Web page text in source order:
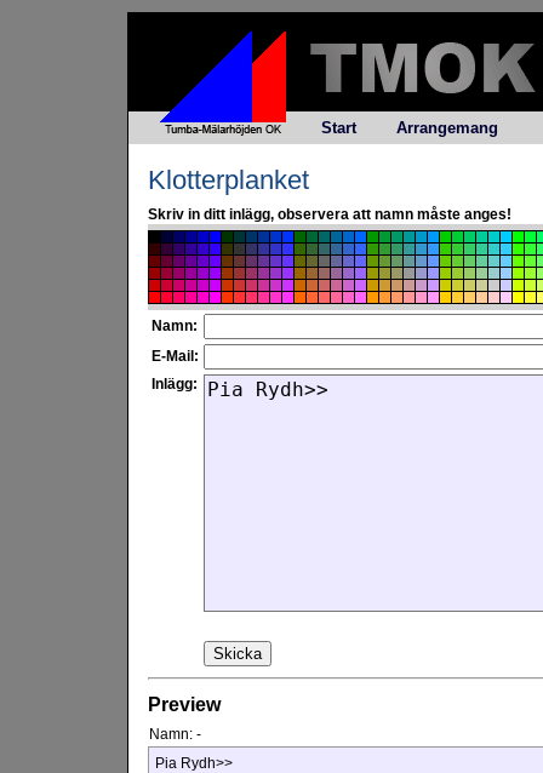
Start Arrangemang
Klotterplanket
Skriv in ditt inlägg, observera att namn måste anges!
Namn:
E-Mail:
Inlägg:
Preview
Namn: -
Pia Rydh>>